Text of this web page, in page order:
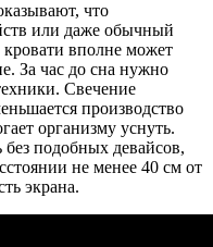
что
или даже обычный
вполне может
За час до сна нужно
Свечение
производство
организму уснуть.
подобных девайсов,
не менее 40 см от
экрана.